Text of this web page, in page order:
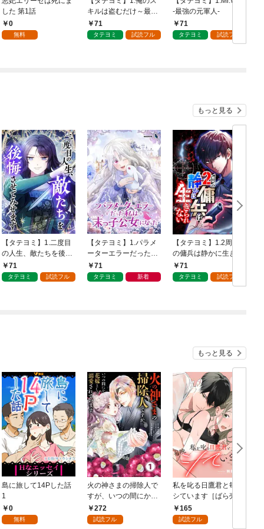
した 第1話
0
無料
キルは盗むだけ～最強
の力を奪って復讐開始
～
71
タテヨミ 試読フル
-最強の元軍人-
71
タテヨミ 試読フル
もっと見る
【タテヨミ】1.二度目
の人生、敵たちを後悔
させてみせます
71
タテヨミ 試読フル
【タテヨミ】1.パラメ
ーターエラーだった私
は末っ子公女になった
71
タテヨミ 新着
【タテヨミ】1.2周目
の傭兵は静かに生きら
れない
71
タテヨミ 試読フル
もっと見る
島に旅して14Pした話
1
0
無料
火の神さまの掃除人で
すが、いつの間にか花
嫁として溺愛されてい
ます【単話】（１）
272
試読フル
私を叱る日鷹君と毎晩
シています［ばら売
り］ 第1話
165
試読フル